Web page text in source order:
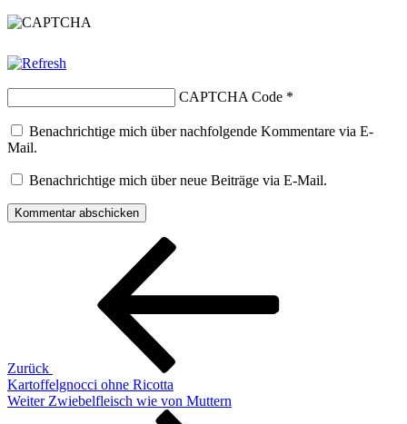
CAPTCHA Code *
Benachrichtige mich über nachfolgende Kommentare via E-
Mail.
Benachrichtige mich über neue Beiträge via E-Mail.
Beitragsnavigation
Zurück
Kartoffelgnocci ohne Ricotta
Nächster
Weiter Zwiebelfleisch wie von Muttern